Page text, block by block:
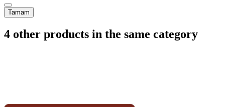
Tamam
4 other products in the same category